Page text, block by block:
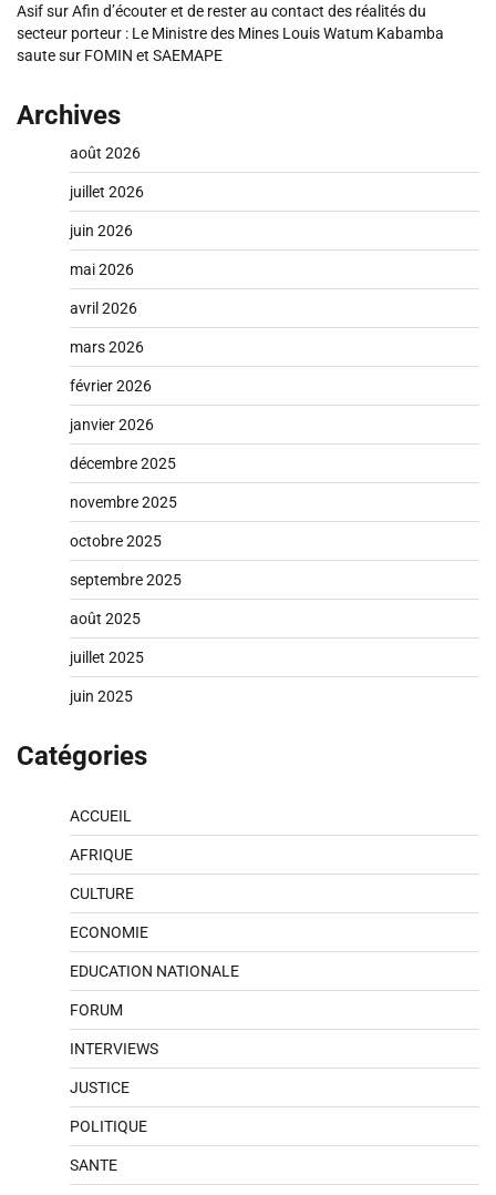
AsifsurAfin d’écouter et de rester au contact des réalités du
secteur porteur : Le Ministre des Mines Louis Watum Kabamba
saute sur FOMIN et SAEMAPE
Archives
août 2026
juillet 2026
juin 2026
mai 2026
avril 2026
mars 2026
février 2026
janvier 2026
décembre 2025
novembre 2025
octobre 2025
septembre 2025
août 2025
juillet 2025
juin 2025
Catégories
ACCUEIL
AFRIQUE
CULTURE
ECONOMIE
EDUCATION NATIONALE
FORUM
INTERVIEWS
JUSTICE
POLITIQUE
SANTE